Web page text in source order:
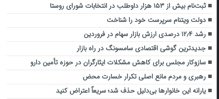
ثبت‌نام بیش از ۱۵۳ هزار داوطلب در انتخابات شورای روستا
دولت ویتنام سرپرست خود را شناخت
رشد ۱۲٫۴ درصدی ارزش بازار سهام در فروردین
جدیدترین گوشی اقتصادی سامسونگ در راه بازار
سازوکار مجلس برای کاهش مشکلات ایثارگران در حوزه تأمین دارو
رهبری و مردم مانع اصلی تکرار خسارت محض
یارانه این خانوارها بی‌دلیل حذف شد؛ سریعاً اعتراض کنید